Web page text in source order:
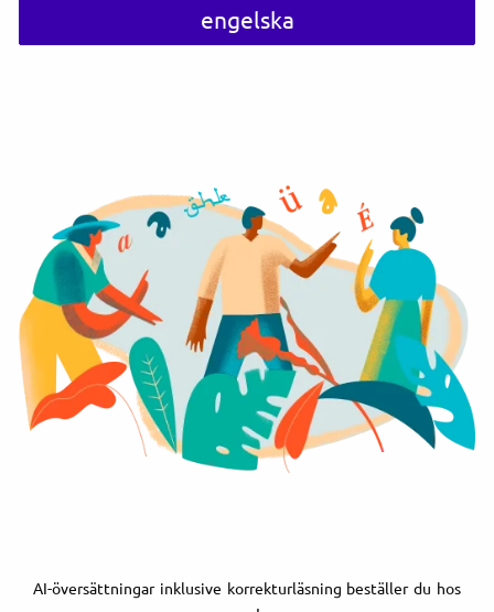
engelska
AI-översättningar inklusive korrekturläsning beställer du hos